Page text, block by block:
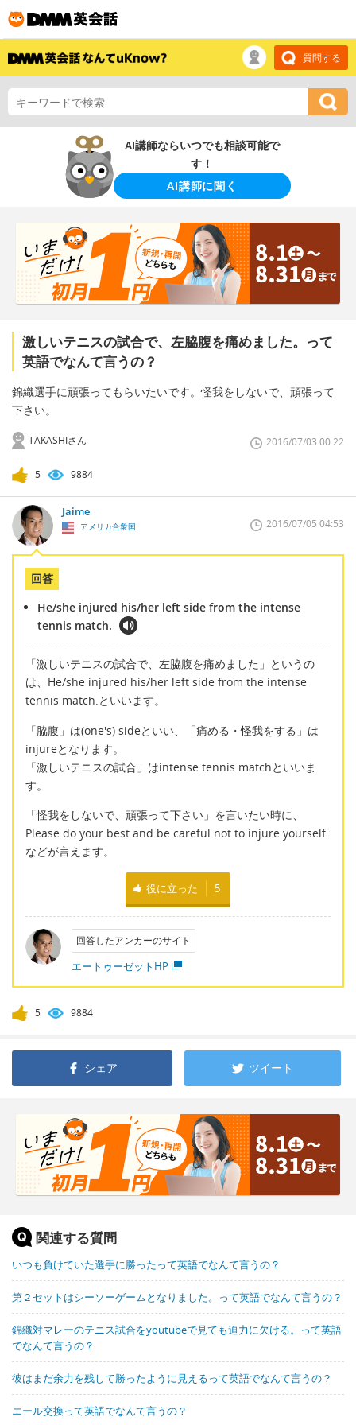
質問する
AI講師ならいつでも相談可能で
す！
AI講師に聞く
激しいテニスの試合で、左脇腹を痛めました。って
英語でなんて言うの？
錦織選手に頑張ってもらいたいです。怪我をしないで、頑張って
下さい。
TAKASHIさん 2016/07/03 00:22
5 9884
Jaime
アメリカ合衆国 2016/07/05 04:53
回答
He/she injured his/her left side from the intense
tennis match.
「激しいテニスの試合で、左脇腹を痛めました」というの
は、He/she injured his/her left side from the intense
tennis match.といいます。
「脇腹」は(one's) sideといい、「痛める・怪我をする」は
injureとなります。
「激しいテニスの試合」はintense tennis matchといいま
す。
「怪我をしないで、頑張って下さい」を言いたい時に、
Please do your best and be careful not to injure yourself.
などが言えます。
役に立った 5
回答したアンカーのサイト
エートゥーゼットHP
5 9884
シェア ツイート
関連する質問
いつも負けていた選手に勝ったって英語でなんて言うの？
第２セットはシーソーゲームとなりました。って英語でなんて言うの？
錦織対マレーのテニス試合をyoutubeで見ても迫力に欠ける。って英語
でなんて言うの？
彼はまだ余力を残して勝ったように見えるって英語でなんて言うの？
エール交換って英語でなんて言うの？